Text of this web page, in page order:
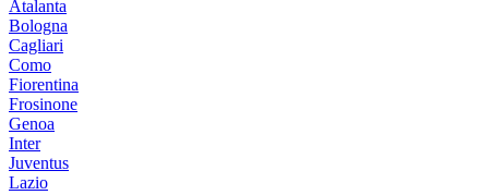
Atalanta
Bologna
Cagliari
Como
Fiorentina
Frosinone
Genoa
Inter
Juventus
Lazio